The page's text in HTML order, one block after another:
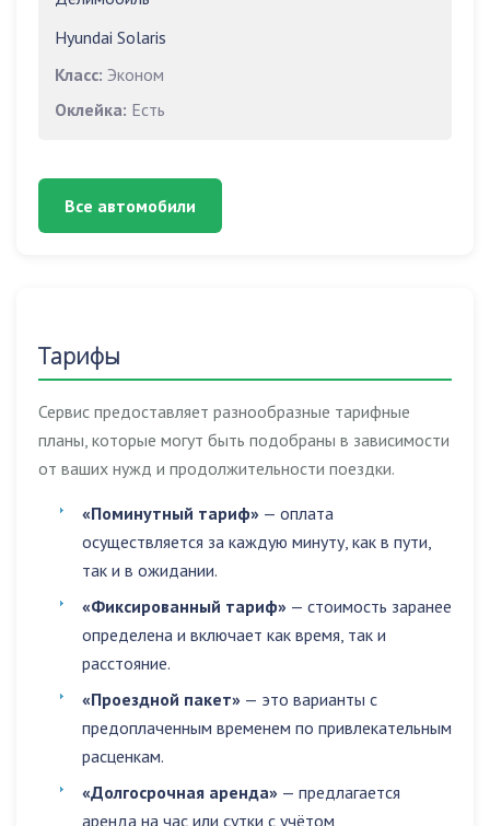
Hyundai Solaris
Класс: Эконом
Оклейка: Есть
Все автомобили
Тарифы
Сервис предоставляет разнообразные тарифные
планы, которые могут быть подобраны в зависимости
от ваших нужд и продолжительности поездки.
«Поминутный тариф» — оплата
осуществляется за каждую минуту, как в пути,
так и в ожидании.
«Фиксированный тариф» — стоимость заранее
определена и включает как время, так и
расстояние.
«Проездной пакет» — это варианты с
предоплаченным временем по привлекательным
расценкам.
«Долгосрочная аренда» — предлагается
аренда на час или сутки с учётом